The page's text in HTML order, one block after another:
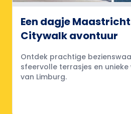
Een dagje
Citywalk avontuur
Ontdek prachtige
sfeervolle terrasjes en
van Limburg.